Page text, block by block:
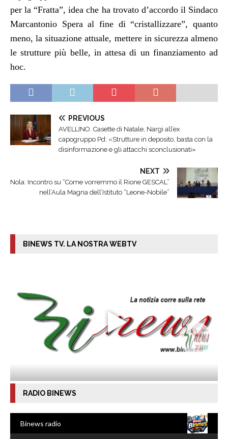
per la “Fratta”, idea che ha trovato d’accordo il Sindaco
Marcantonio Spera al fine di “cristallizzare”, quanto
meno, la situazione attuale, mettere in sicurezza almeno
le strutture più belle, in attesa di un finanziamento ad
hoc.
PREVIOUS
AVELLINO. Casette di Natale, Nargi all’ex
capogruppo Pd: «Strutture in deposito, basta con la
disinformazione e gli attacchi sconclusionati»
NEXT
Nola: Incontro su “Come vorremmo il Rione GESCAL”
nell’Aula Magna dell’Istituto “Leone-Nobile”
BINEWS TV. LA NOSTRA WEBTV
RADIO BINEWS